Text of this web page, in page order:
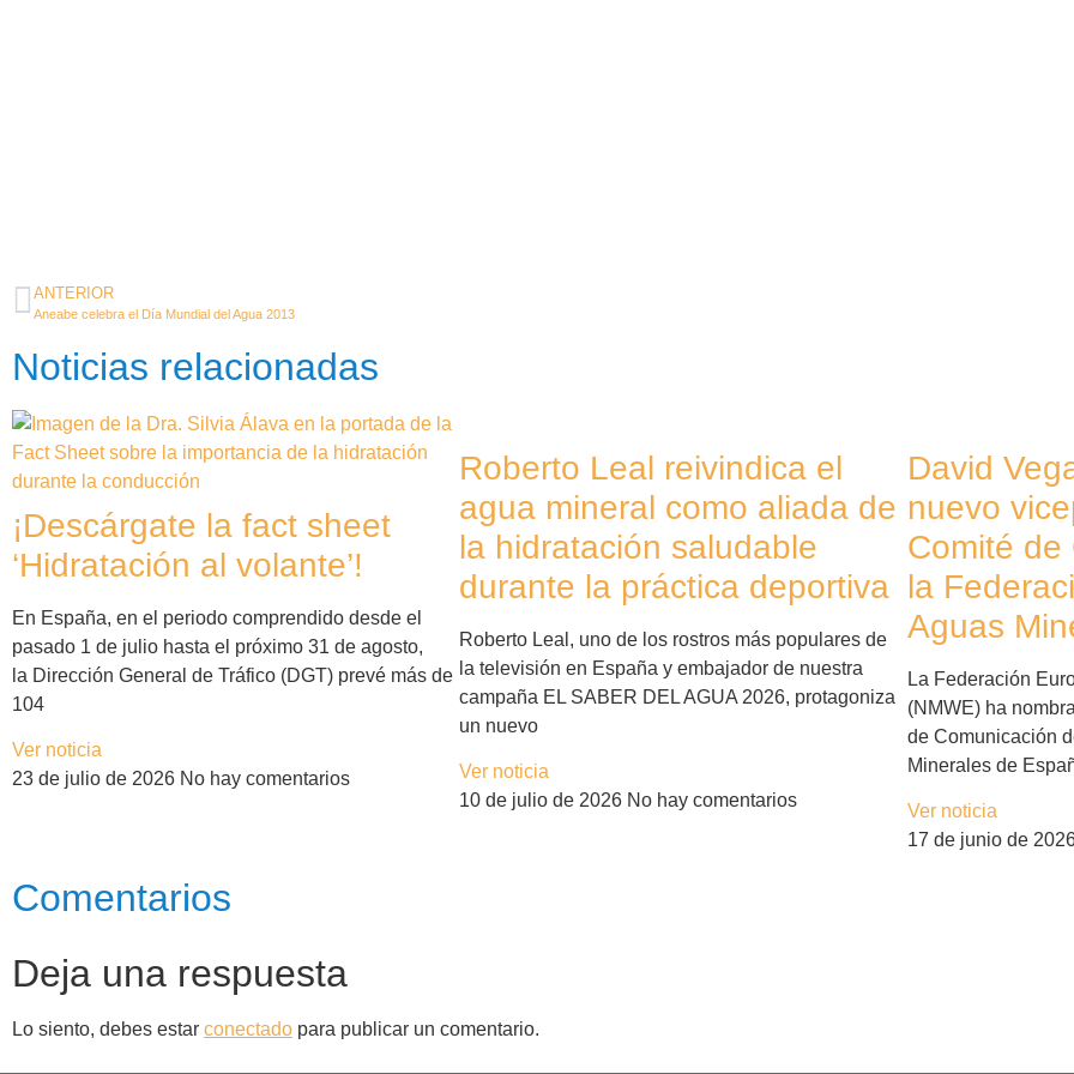
ANTERIOR
Aneabe celebra el Día Mundial del Agua 2013
Noticias relacionadas
¡Descárgate la fact sheet
‘Hidratación al volante’!
En España, en el periodo comprendido desde el
pasado 1 de julio hasta el próximo 31 de agosto,
la Dirección General de Tráfico (DGT) prevé más de
104
Ver noticia
23 de julio de 2026 No hay comentarios
Roberto Leal reivindica el
agua mineral como aliada de
la hidratación saludable
durante la práctica deportiva
Roberto Leal, uno de los rostros más populares de
la televisión en España y embajador de nuestra
campaña EL SABER DEL AGUA 2026, protagoniza
un nuevo
Ver noticia
10 de julio de 2026 No hay comentarios
David
nuevo
Comité de
la
Aguas
La Federación
(NMWE) ha
de Comunicación
Minerales de
Ver noticia
17 de junio de
Comentarios
Deja una respuesta
Lo siento, debes estar conectado para publicar un comentario.